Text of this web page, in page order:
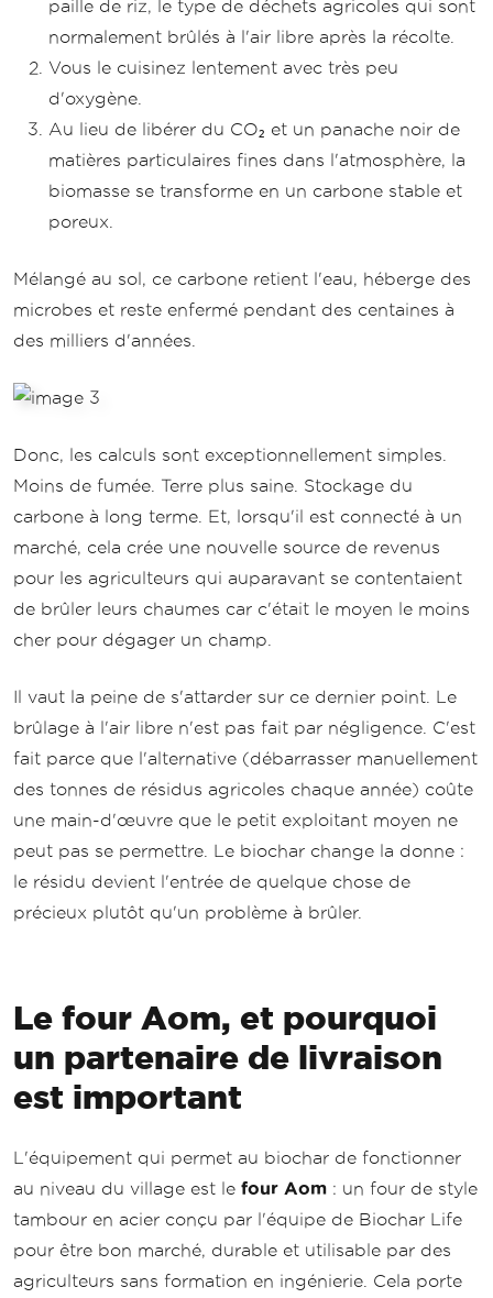
paille de riz, le type de déchets agricoles qui sont
normalement brûlés à l'air libre après la récolte.
Vous le cuisinez lentement avec très peu
d'oxygène.
Au lieu de libérer du CO₂ et un panache noir de
matières particulaires fines dans l'atmosphère, la
biomasse se transforme en un carbone stable et
poreux.
Mélangé au sol, ce carbone retient l'eau, héberge des
microbes et reste enfermé pendant des centaines à
des milliers d'années.
Donc, les calculs sont exceptionnellement simples.
Moins de fumée. Terre plus saine. Stockage du
carbone à long terme. Et, lorsqu'il est connecté à un
marché, cela crée une nouvelle source de revenus
pour les agriculteurs qui auparavant se contentaient
de brûler leurs chaumes car c'était le moyen le moins
cher pour dégager un champ.
Il vaut la peine de s'attarder sur ce dernier point. Le
brûlage à l'air libre n'est pas fait par négligence. C'est
fait parce que l'alternative (débarrasser manuellement
des tonnes de résidus agricoles chaque année) coûte
une main-d'œuvre que le petit exploitant moyen ne
peut pas se permettre. Le biochar change la donne :
le résidu devient l'entrée de quelque chose de
précieux plutôt qu'un problème à brûler.
Le four Aom, et pourquoi
un partenaire de livraison
est important
L'équipement qui permet au biochar de fonctionner
au niveau du village est le four Aom : un four de style
tambour en acier conçu par l'équipe de Biochar Life
pour être bon marché, durable et utilisable par des
agriculteurs sans formation en ingénierie. Cela porte